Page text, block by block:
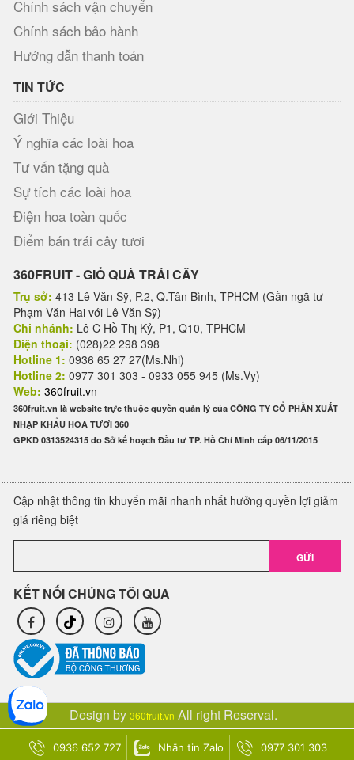
Chính sách vận chuyển
Chính sách bảo hành
Hướng dẫn thanh toán
TIN TỨC
Giới Thiệu
Ý nghĩa các loài hoa
Tư vấn tặng quà
Sự tích các loài hoa
Điện hoa toàn quốc
Điểm bán trái cây tươi
360FRUIT - GIỎ QUÀ TRÁI CÂY
Trụ sở: 413 Lê Văn Sỹ, P.2, Q.Tân Bình, TPHCM (Gần ngã tư
Phạm Văn Hai với Lê Văn Sỹ)
Chi nhánh: Lô C Hồ Thị Kỷ, P1, Q10, TPHCM
Điện thoại: (028)22 298 398
Hotline 1: 0936 65 27 27(Ms.Nhi)
Hotline 2: 0977 301 303 - 0933 055 945 (Ms.Vy)
Web: 360fruit.vn
360fruit.vn là website trực thuộc quyền quản lý của CÔNG TY CỔ PHẦN XUẤT
NHẬP KHẨU HOA TƯƠI 360
GPKD 0313524315 do Sở kế hoạch Đầu tư TP. Hồ Chí Minh cấp 06/11/2015
Cập nhật thông tin khuyến mãi nhanh nhất hưởng quyền lợi giảm
giá riêng biệt
GỬI
KẾT NỐI CHÚNG TÔI QUA
Design by 360fruit.vn All right Reserval.
0936 652 727 Nhắn tin Zalo 0977 301 303